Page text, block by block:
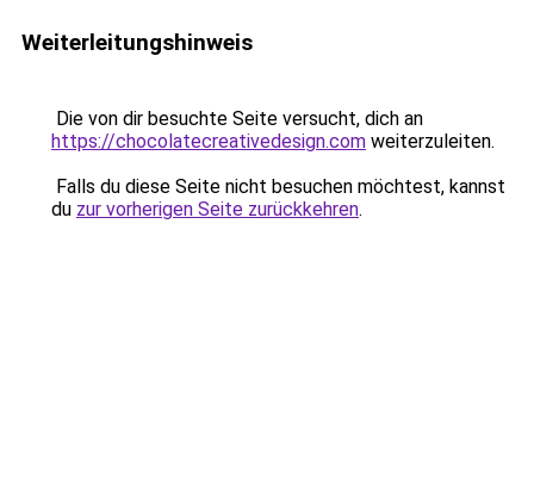
Weiterleitungshinweis
Die von dir besuchte Seite versucht, dich an
https://chocolatecreativedesign.com weiterzuleiten.
Falls du diese Seite nicht besuchen möchtest, kannst
du zur vorherigen Seite zurückkehren.